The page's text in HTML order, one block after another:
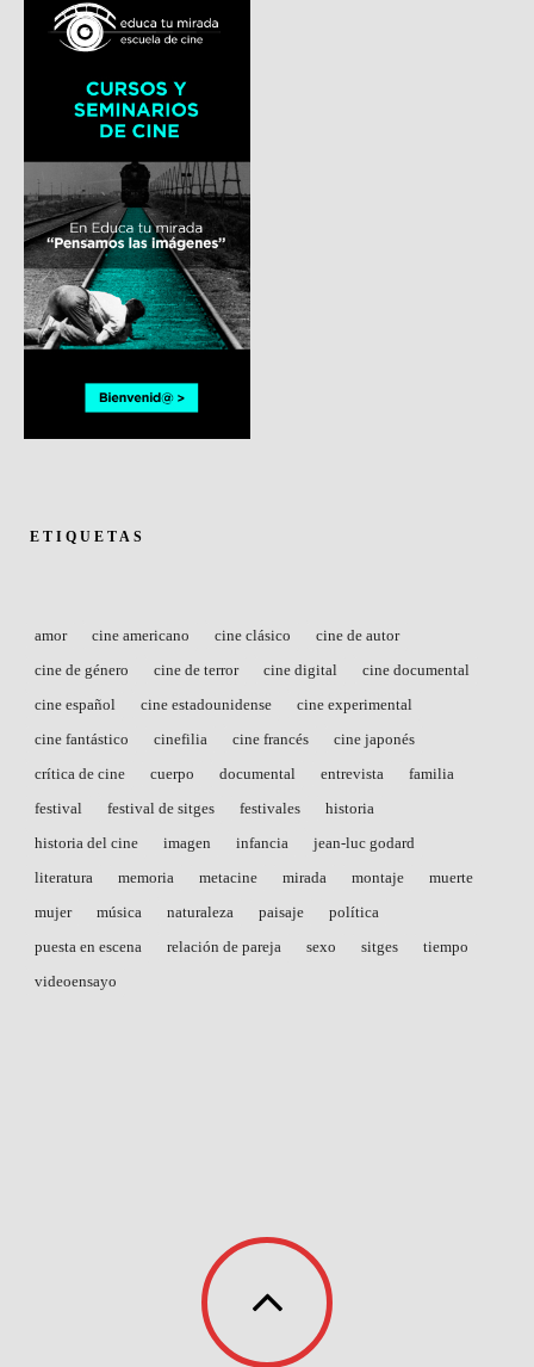
ETIQUETAS
amor cine americano cine clásico
cine de autor
cine de género
cine de terror cine digital
cine documental
cine español
cine estadounidense
cine experimental
cine fantástico
cinefilia cine francés
cine japonés
crítica de cine
cuerpo documental entrevista
familia
festival
festival de sitges festivales
historia
historia del cine
imagen infancia
jean-luc godard
literatura
memoria metacine mirada montaje
muerte
mujer
música naturaleza paisaje
política
puesta en escena
relación de pareja sexo sitges
tiempo
videoensayo